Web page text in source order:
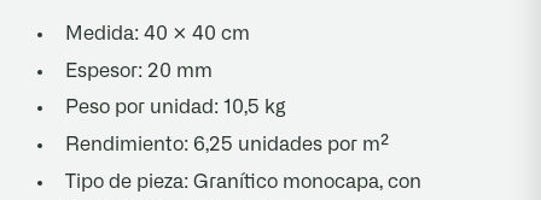
Medida: 40 × 40 cm
Espesor: 20 mm
Peso por unidad: 10,5 kg
Rendimiento: 6,25 unidades por m²
Tipo de pieza: Granítico monocapa, con